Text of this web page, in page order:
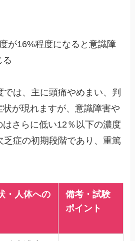
が16%程度になると意識障
る
は、主に頭痛やめまい、判
が現れますが、意識障害や
さらに低い12％以下の濃度
乏症の初期段階であり、重篤
・人体への
備考・試験
ポイント